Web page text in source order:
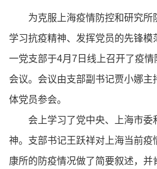
为克服上海疫情防控和研究所
学习抗疫精神、发挥党员的先锋模
一党支部于4月7日线上召开了疫
会议。会议由支部副书记贾小娜
体党员参会。
会上学习了党中央、上海市委
神。支部书记王跃祥对上海当前疫
康所的防疫情况做了简要叙述，并